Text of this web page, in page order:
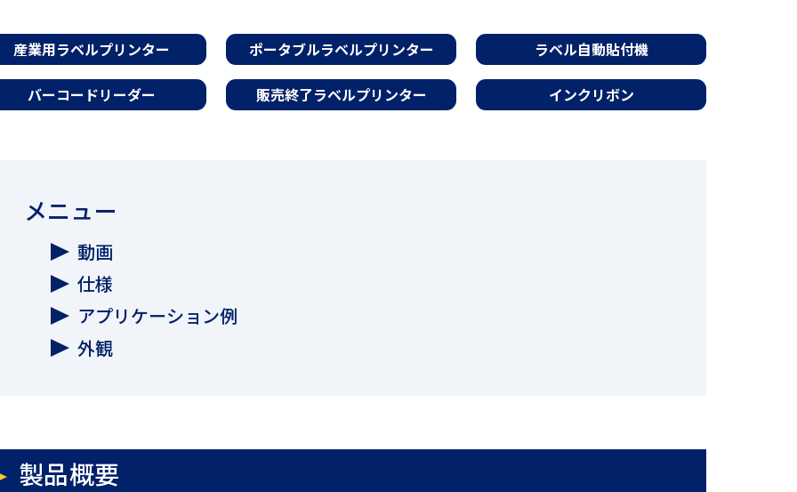
産業用ラベルプリンター ポータブルラベルプリンター ラベル自動貼付機
バーコードリーダー 販売終了ラベルプリンター インクリボン
メニュー
動画
仕様
アプリケーション例
外観
製品概要